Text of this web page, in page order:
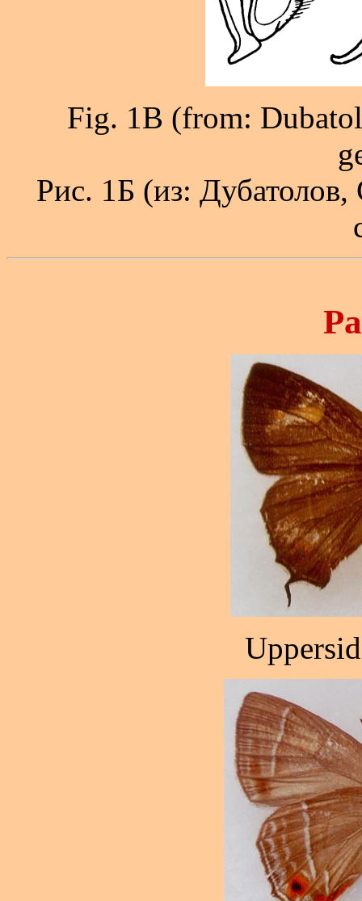
Fig. 1B (from:
Рис. 1Б (из: Дубатолов,